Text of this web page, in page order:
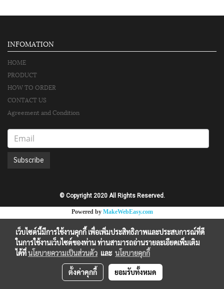
INFOMATION
HOME
PRODUCT
HOW TO ORDER
CONTACT US
Agreement and Condition
Subscribe
© Copyright 2020 All Rights Reserved.
Powered by MakeWebEasy.com
เว็บไซต์นี้มีการใช้งานคุกกี้ เพื่อเพิ่มประสิทธิภาพและประสบการณ์ที่ดี
ในการใช้งานเว็บไซต์ของท่าน ท่านสามารถอ่านรายละเอียดเพิ่มเติม
ได้ที่นโยบายความเป็นส่วนตัว และ นโยบายคุกกี้
ตั้งค่าคุกกี้ ยอมรับทั้งหมด